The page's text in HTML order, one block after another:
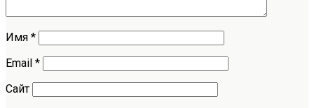
Имя *
Email *
Сайт